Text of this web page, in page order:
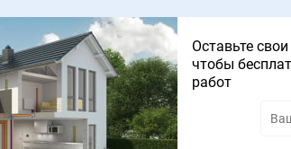
Оставьте
чтобы
работ